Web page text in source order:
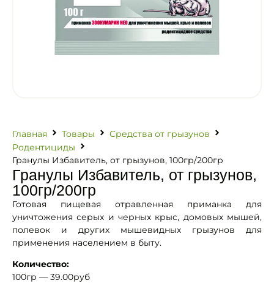
Главная Товары
Средства от грызунов
Родентициды
Гранулы Избавитель, от грызунов, 100гр/200гр
Гранулы Избавитель, от грызунов,
100гр/200гр
Готовая пищевая отравленная приманка для
уничтожения серых и черных крыс, домовых мышей,
полевок и других мышевидных грызунов для
применения населением в быту.
Количество:
100гр — 39.00руб